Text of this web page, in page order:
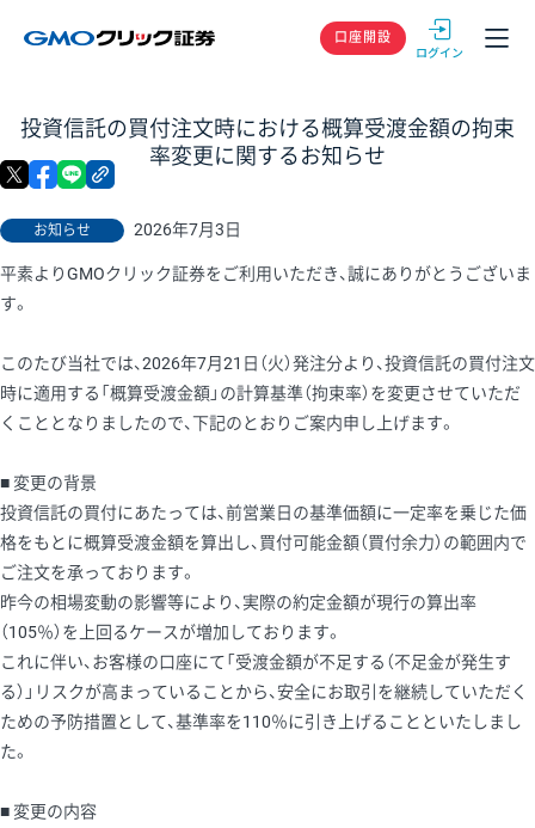
GMOクリック
口座開設
投資信託の買付注文時における概算受渡金額の拘束
率変更に関するお知らせ
お知らせ 2026年7月3日
X facebook
平素よりGMOクリック証券をご利用いただき、誠にありがとうございま
す。
このたび当社では、2026年7月21日（火）発注分より、投資信託の買付注文
時に適用する「概算受渡金額」の計算基準（拘束率）を変更させていただ
くこととなりましたので、下記のとおりご案内申し上げます。
■ 変更の背景
投資信託の買付にあたっては、前営業日の基準価額に一定率を乗じた価
格をもとに概算受渡金額を算出し、買付可能金額（買付余力）の範囲内で
ご注文を承っております。
昨今の相場変動の影響等により、実際の約定金額が現行の算出率
（105％）を上回るケースが増加しております。
これに伴い、お客様の口座にて「受渡金額が不足する（不足金が発生す
る）」リスクが高まっていることから、安全にお取引を継続していただく
ための予防措置として、基準率を110％に引き上げることといたしまし
た。
■ 変更の内容